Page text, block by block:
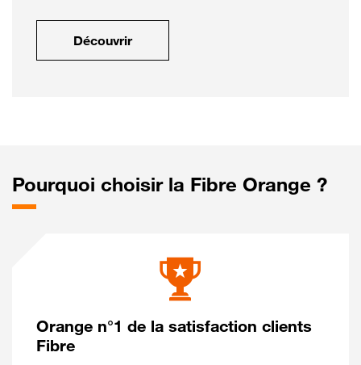
Découvrir
Pourquoi choisir la Fibre Orange ?
Orange n°1 de la satisfaction clients
Fibre